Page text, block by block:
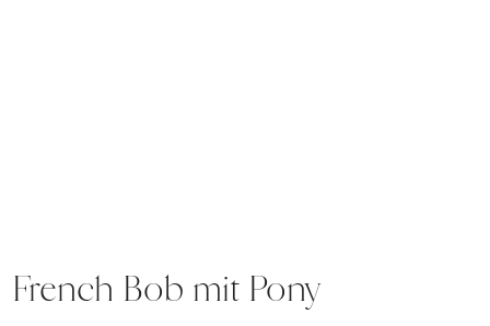
French Bob mit Pony